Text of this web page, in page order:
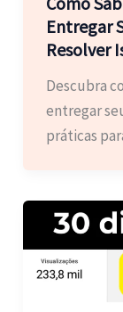
Entregar
Resolver
Descubra
entregar
práticas